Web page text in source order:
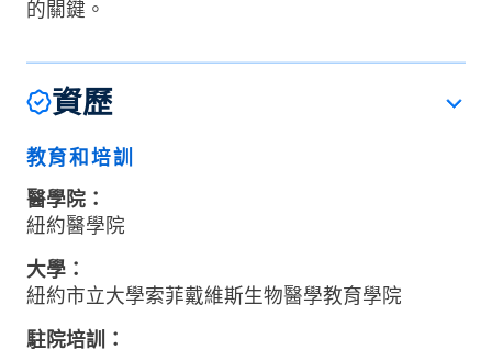
的關鍵。
資歷
教育和培訓
醫學院：
紐約醫學院
大學：
紐約市立大學索菲戴維斯生物醫學教育學院
駐院培訓：